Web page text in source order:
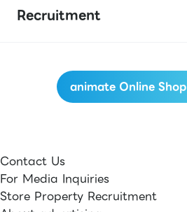
Recruitment
animate Online Shop
Contact Us
For Media Inquiries
Store Property Recruitment